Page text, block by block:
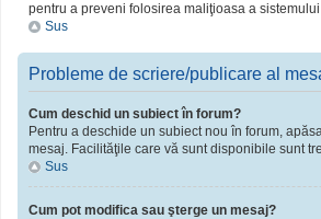
pentru a preveni folosirea maliţioasa a
Sus
Probleme de scriere/publicare al
Cum deschid un subiect în forum?
Pentru a deschide un subiect nou în forum,
mesaj. Facilităţile care vă sunt disponibile sunt
Sus
Cum pot modifica sau şterge un mesaj?